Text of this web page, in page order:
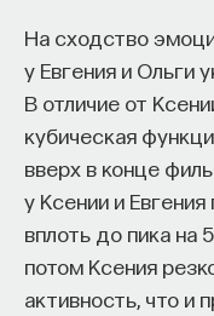
На сходство
у Евгения и Ольги
В отличие от
кубическая
вверх в конце
у Ксении и
вплоть до пика на
потом Ксения
активность, что и